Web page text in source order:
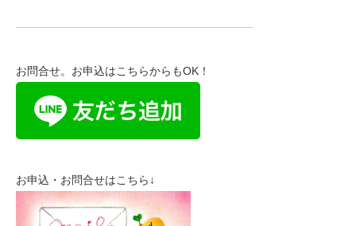
—————————————————————-
お問合せ。お申込はこちらからもOK！
お申込・お問合せはこちら↓